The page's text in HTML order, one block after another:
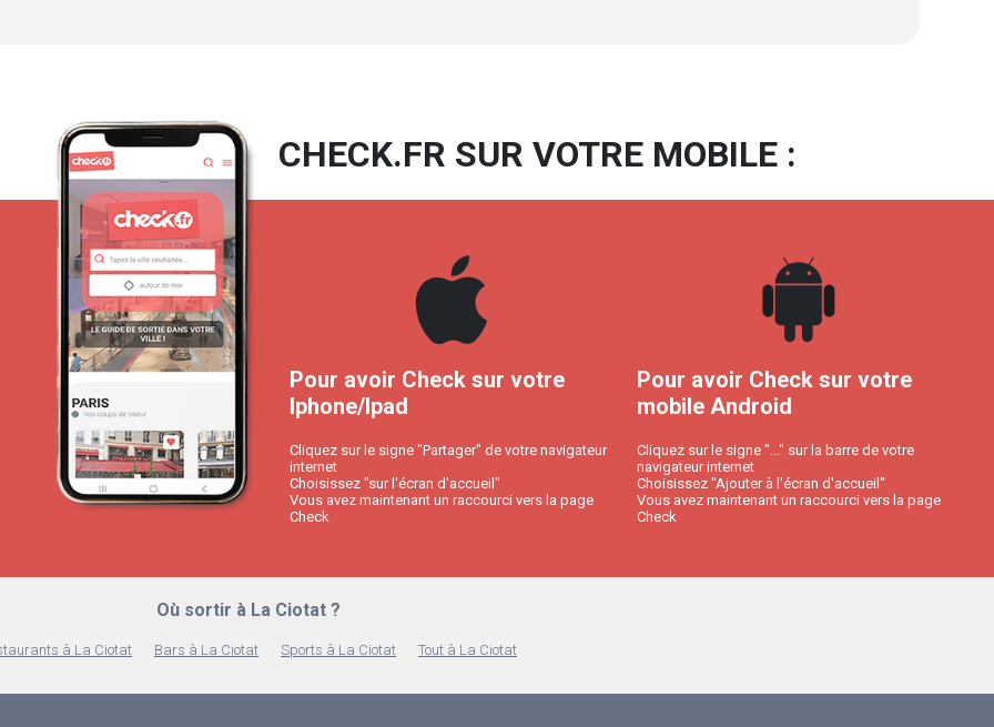
CHECK.FR SUR VOTRE MOBILE :
Pour avoir Check sur votre
Iphone/Ipad
Cliquez sur le signe "Partager" de votre navigateur
internet
Choisissez "sur l'écran d'accueil"
Vous avez maintenant un raccourci vers la page
Check
Pour avoir Check sur votre
mobile Android
Cliquez sur le signe "..." sur la barre de votre
navigateur internet
Choisissez "Ajouter à l'écran d'accueil"
Vous avez maintenant un raccourci vers la page
Check
Où sortir à La Ciotat ?
à La Ciotat Bars à La Ciotat Sports à La Ciotat Tout à La Ciotat